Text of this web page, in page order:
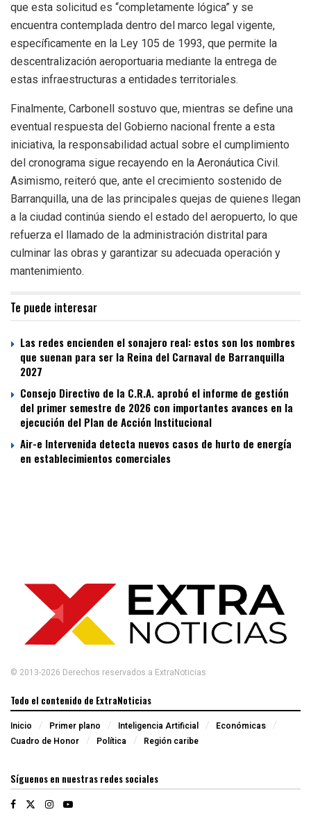
que esta solicitud es “completamente lógica” y se
encuentra contemplada dentro del marco legal vigente,
específicamente en la Ley 105 de 1993, que permite la
descentralización aeroportuaria mediante la entrega de
estas infraestructuras a entidades territoriales.
Finalmente, Carbonell sostuvo que, mientras se define una
eventual respuesta del Gobierno nacional frente a esta
iniciativa, la responsabilidad actual sobre el cumplimiento
del cronograma sigue recayendo en la Aeronáutica Civil.
Asimismo, reiteró que, ante el crecimiento sostenido de
Barranquilla, una de las principales quejas de quienes llegan
a la ciudad continúa siendo el estado del aeropuerto, lo que
refuerza el llamado de la administración distrital para
culminar las obras y garantizar su adecuada operación y
mantenimiento.
Te puede interesar
Las redes encienden el sonajero real: estos son los nombres
que suenan para ser la Reina del Carnaval de Barranquilla
2027
Consejo Directivo de la C.R.A. aprobó el informe de gestión
del primer semestre de 2026 con importantes avances en la
ejecución del Plan de Acción Institucional
Air-e Intervenida detecta nuevos casos de hurto de energía
en establecimientos comerciales
© 2013-2026 Derechos reservados a ExtraNoticias
Todo el contenido de ExtraNoticias
Inicio Primer plano Inteligencia Artificial
Económicas
Cuadro de Honor
Política Región caribe
Síguenos en nuestras redes sociales